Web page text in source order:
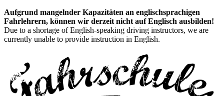
Aufgrund mangelnder Kapazitäten an englischsprachigen
Fahrlehrern, können wir derzeit nicht auf Englisch ausbilden!
Due to a shortage of English-speaking driving instructors, we are
currently unable to provide instruction in English.